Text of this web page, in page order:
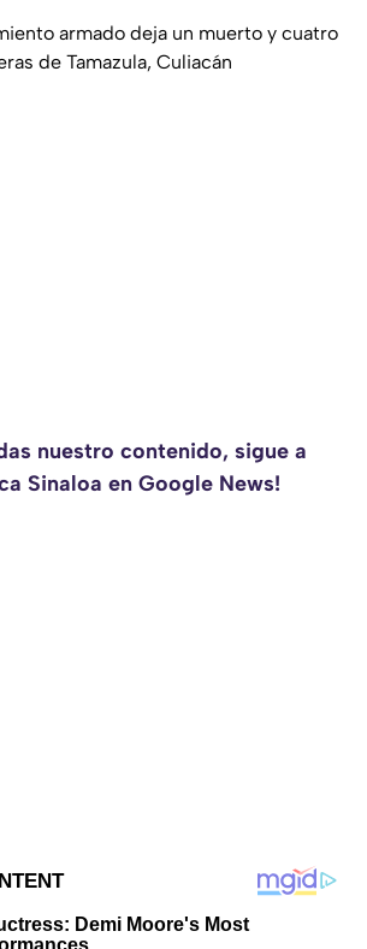
armado deja un muerto y cuatro
de Tamazula, Culiacán
nuestro contenido, sigue a
Sinaloa en Google News!